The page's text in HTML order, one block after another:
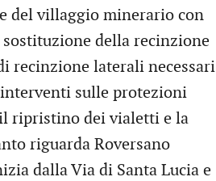
del villaggio minerario con
della recinzione
recinzione laterali necessari
sulle protezioni
ripristino dei vialetti e la
riguarda Roversano
dalla Via di Santa Lucia e